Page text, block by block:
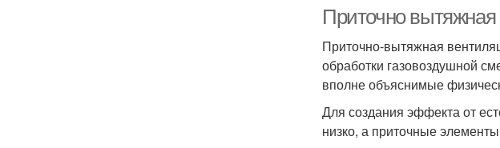
Приточно
Приточно-вытяжная
обработки газовоздушной
вполне объяснимые
Для создания эффекта от
низко, а приточные